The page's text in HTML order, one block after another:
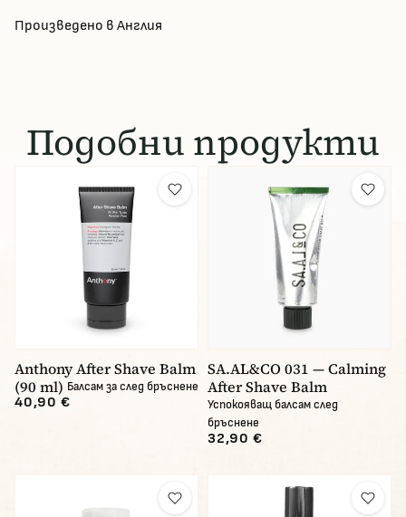
Произведено в Англия
Подобни продукти
Anthony After Shave Balm
(90 ml) Балсам за след бръснене
40,90 €
SA.AL&CO 031 — Calming
After Shave Balm
Успокояващ балсам след
бръснене
32,90 €